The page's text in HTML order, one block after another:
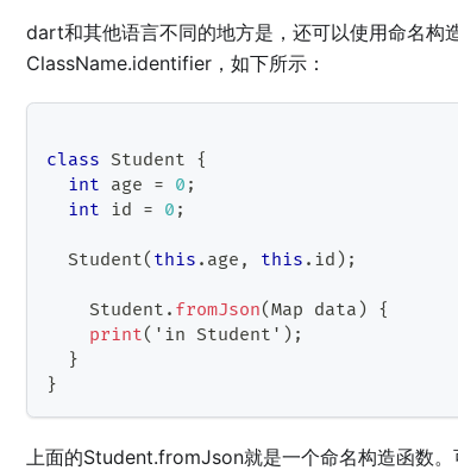
dart和其他语言不同的地方是，还可以使用命名构
ClassName.identifier，如下所示：
class Student {
int age = 0 ;
int id = 0 ;
Student( this . age , this . id ) ;
Student . fromJson(Map data ) {
print( 'in Student ' ) ;
}
}
上面的Student.fromJson就是一个命名构造函数